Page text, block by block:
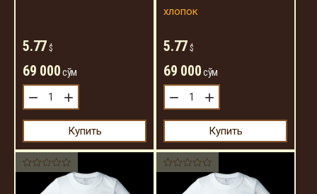
5.77 $
69 000сўм
− +
Купить
хлопок
5.77 $
69 000сўм
− +
Купить